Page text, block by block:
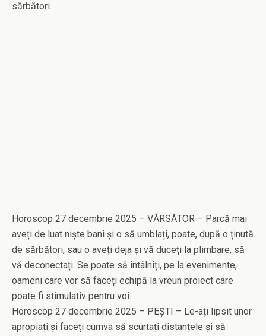
sărbători.
Horoscop 27 decembrie 2025 – VĂRSĂTOR – Parcă mai
aveți de luat niște bani și o să umblați, poate, după o ținută
de sărbători, sau o aveți deja și vă duceți la plimbare, să
vă deconectați. Se poate să întâlniți, pe la evenimente,
oameni care vor să faceți echipă la vreun proiect care
poate fi stimulativ pentru voi.
Horoscop 27 decembrie 2025 – PEȘTI – Le-ați lipsit unor
apropiați și faceți cumva să scurtați distanțele și să